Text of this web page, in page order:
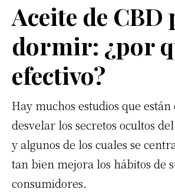
Aceite de CBD
dormir: ¿por
efectivo?
Hay muchos estudios que
desvelar los secretos ocultos
y algunos de los cuales se
tan bien mejora los hábitos de
consumidores.